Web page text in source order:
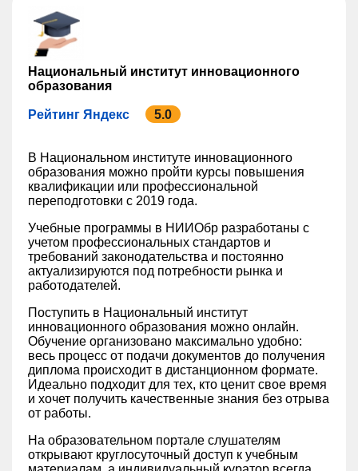
Национальный институт инновационного
образования
Рейтинг Яндекс 5.0
В Национальном институте инновационного
образования можно пройти курсы повышения
квалификации или профессиональной
переподготовки с 2019 года.
Учебные программы в НИИОбр разработаны с
учетом профессиональных стандартов и
требований законодательства и постоянно
актуализируются под потребности рынка и
работодателей.
Поступить в Национальный институт
инновационного образования можно онлайн.
Обучение организовано максимально удобно:
весь процесс от подачи документов до получения
диплома происходит в дистанционном формате.
Идеально подходит для тех, кто ценит свое время
и хочет получить качественные знания без отрыва
от работы.
На образовательном портале слушателям
открывают круглосуточный доступ к учебным